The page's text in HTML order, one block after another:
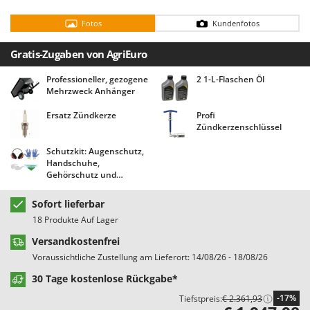
Bodenreinigungsmaschinen
Brutmaschinen Inkubatoren
Bürsten für den Außenbereich
D Dampfreiniger und Dampfbesen
Elektrische Tauchpumpen
Erdbohrer
Erntenetze für Obst und Oliven
F
Feder Grubber
Feldspritzen für Pflanzenschutz
Fensterreiniger
Barbieri
Batavia
Benassi
Beper
Berkel
Bernardi
Besser Vacuum
Bestway
Beta tools
Bissell
Black & Decker
BlackStone
Blue Bird
Fotos Kundenfotos
Gratis-Zugaben von AgriEuro
Professioneller, gezogene
Mehrzweck Anhänger
2 1-L-Flaschen Öl
Ersatz Zündkerze
Profi
Zündkerzenschlüssel
Schutzkit: Augenschutz,
Handschuhe,
Gehörschutz und
Sofort lieferbar
18 Produkte Auf Lager
Versandkostenfrei
Voraussichtliche Zustellung am Lieferort: 14/08/26 - 18/08/26
30 Tage kostenlose Rückgabe*
Tiefstpreis:€ 2.361,93 -17%